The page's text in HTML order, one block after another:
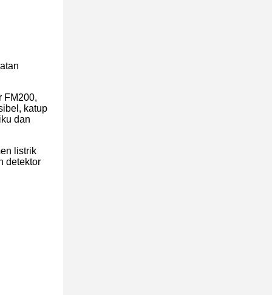
FM200,
katup
dan
listrik
detektor